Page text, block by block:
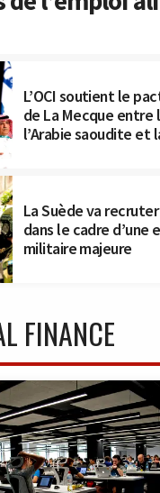
L’OCI soutient le
de La Mecque entre
l’Arabie saoudite et
La Suède va
dans le cadre d’une
militaire majeure
FINANCE